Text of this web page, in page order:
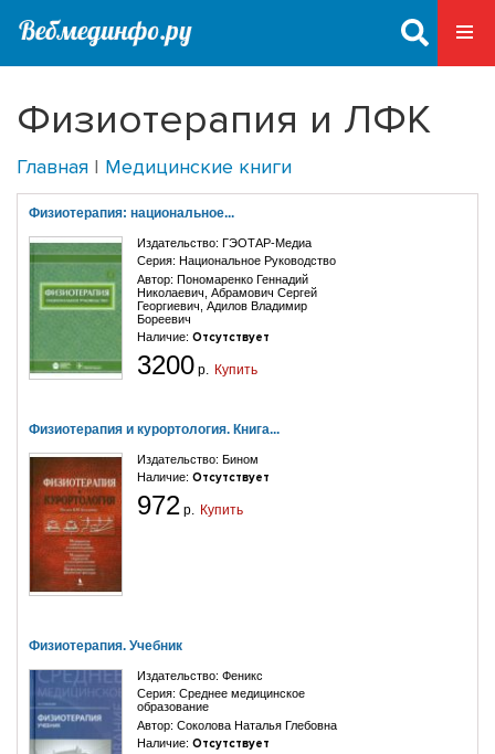
Физиотерапия и ЛФК
Главная | Медицинские книги
Физиотерапия: национальное...
Издательство: ГЭОТАР-Медиа
Серия: Национальное Руководство
Автор: Пономаренко Геннадий
Николаевич Абрамович Сергей
Георгиевич Адилов Владимир
Бореевич
Наличие: Отсутствует
3200 р. Купить
Физиотерапия и курортология. Книга...
Издательство: Бином
Наличие: Отсутствует
972 р. Купить
Физиотерапия. Учебник
Издательство: Феникс
Серия: Среднее медицинское
образование
Автор: Соколова Наталья Глебовна
Наличие: Отсутствует